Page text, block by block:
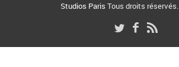
Studios Paris Tous droits réservés.